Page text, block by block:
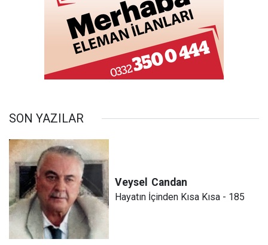
SON YAZILAR
Veysel Candan
Hayatın İçinden Kısa Kısa - 185